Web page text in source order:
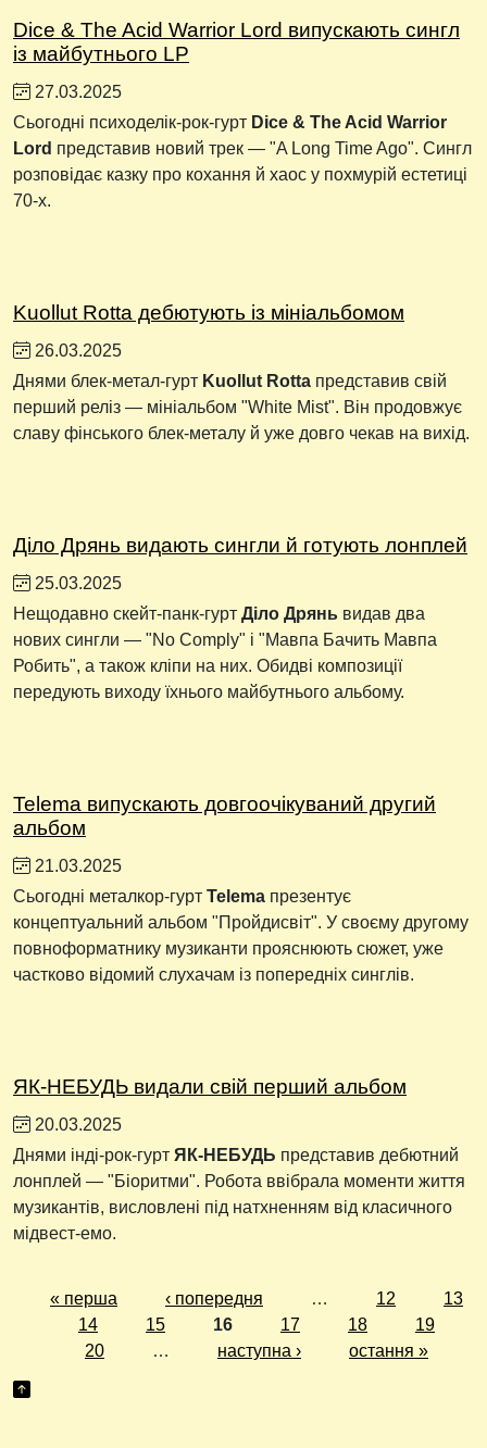
Dice & The Acid Warrior Lord випускають сингл
із майбутнього LP
27.03.2025
Сьогодні психоделік-рок-гурт Dice & The Acid Warrior
Lord представив новий трек — "A Long Time Ago". Сингл
розповідає казку про кохання й хаос у похмурій естетиці
70-х.
Kuollut Rotta дебютують із мініальбомом
26.03.2025
Днями блек-метал-гурт Kuollut Rotta представив свій
перший реліз — мініальбом "White Mist". Він продовжує
славу фінського блек-металу й уже довго чекав на вихід.
Діло Дрянь видають сингли й готують лонплей
25.03.2025
Нещодавно скейт-панк-гурт Діло Дрянь видав два
нових сингли — "No Comply" і "Мавпа Бачить Мавпа
Робить", а також кліпи на них. Обидві композиції
передують виходу їхнього майбутнього альбому.
Telema випускають довгоочікуваний другий
альбом
21.03.2025
Сьогодні металкор-гурт Telema презентує
концептуальний альбом "Пройдисвіт". У своєму другому
повноформатнику музиканти прояснюють сюжет, уже
частково відомий слухачам із попередніх синглів.
ЯК-НЕБУДЬ видали свій перший альбом
20.03.2025
Днями інді-рок-гурт ЯК-НЕБУДЬ представив дебютний
лонплей — "Біоритми". Робота ввібрала моменти життя
музикантів, висловлені під натхненням від класичного
мідвест-емо.
« перша ‹ попередня … 12
13
14
15 16 17 18
19
20
… наступна › остання »